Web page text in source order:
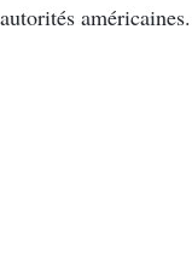
autorités américaines.